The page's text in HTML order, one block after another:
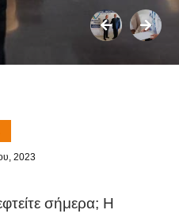
2023
σήμερα; Η